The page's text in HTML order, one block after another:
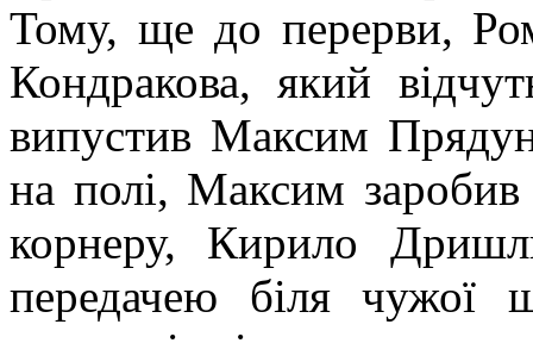
Тому, ще до перерви,
Кондракова, який
випустив Максим
на полі, Максим заробив
корнеру, Кирило
передачею біля чужої